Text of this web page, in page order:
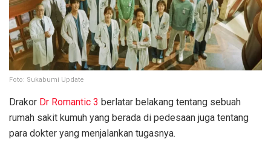
Foto: Sukabumi Update
Drakor Dr Romantic 3 berlatar belakang tentang sebuah
rumah sakit kumuh yang berada di pedesaan juga tentang
para dokter yang menjalankan tugasnya.